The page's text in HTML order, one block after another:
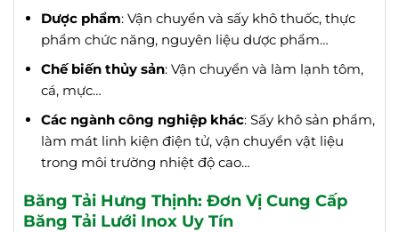
Dược phẩm: Vận chuyển và sấy khô thuốc, thực
phẩm chức năng, nguyên liệu dược phẩm…
Chế biến thủy sản: Vận chuyển và làm lạnh tôm,
cá, mực…
Các ngành công nghiệp khác: Sấy khô sản phẩm,
làm mát linh kiện điện tử, vận chuyển vật liệu
trong môi trường nhiệt độ cao…
Băng Tải Hưng Thịnh: Đơn Vị Cung Cấp
Băng Tải Lưới Inox Uy Tín